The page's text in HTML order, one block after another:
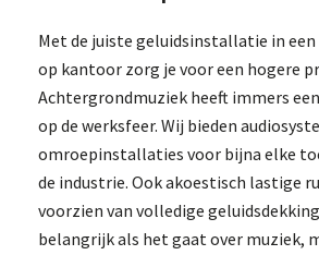
Met de juiste geluidsinstallatie in
op kantoor zorg je voor een hogere
Achtergrondmuziek heeft immers
op de werksfeer. Wij bieden
omroepinstallaties voor bijna elke
de industrie. Ook akoestisch lastige
voorzien van volledige
belangrijk als het gaat over muziek,